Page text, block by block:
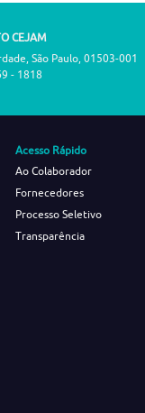
CEJAM
São Paulo, 01503-001
- 1818
Acesso Rápido
Ao Colaborador
Fornecedores
Processo Seletivo
Transparência